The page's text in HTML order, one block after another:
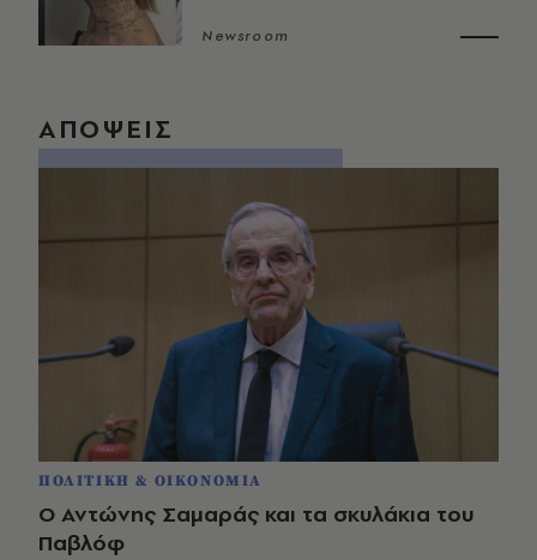
Newsroom
ΑΠΟΨΕΙΣ
ΠΟΛΙΤΙΚΗ & ΟΙΚΟΝΟΜΙΑ
Ο Αντώνης Σαμαράς και τα σκυλάκια του
Παβλόφ